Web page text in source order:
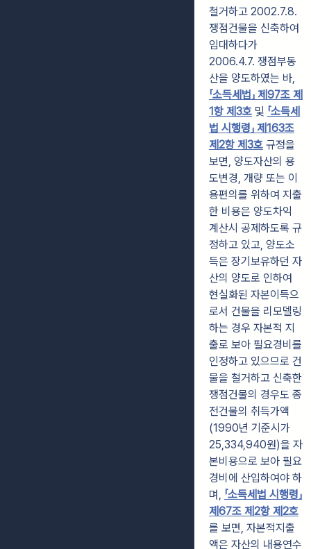
철거하고 2002.7.8.
쟁점건물을 신축하여
임대하다가
2006.4.7. 쟁점부동
산을 양도하였는 바,
「소득세법」 제97조 제
1항 제3호및 「소득세
법 시행령」 제163조
제2항 제3호규정을
보면, 양도자산의 용
도변경, 개량 또는 이
용편의를 위하여 지출
한 비용은 양도차익
계산시 공제하도록 규
정하고 있고, 양도소
득은 장기보유하던 자
산의 양도로 인하여
현실화된 자본이득으
로서 건물을 리모델링
하는 경우 자본적 지
출로 보아 필요경비를
인정하고 있으므로 건
물을 철거하고 신축한
쟁점건물의 경우도 종
전건물의 취득가액
(1990년 기준시가
25,334,940원)을 자
본비용으로 보아 필요
경비에 산입하여야 하
며, 「소득세법 시행령」
제67조 제2항 제2호
를 보면, 자본적지출
액은 자산의 내용연수